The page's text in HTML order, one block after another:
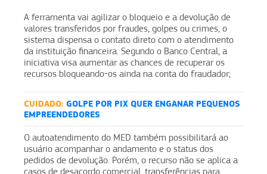
A ferramenta vai agilizar o bloqueio e a devolução de
valores transferidos por fraudes, golpes ou crimes, o
sistema dispensa o contato direto com o atendimento
da instituição financeira. Segundo o Banco Central, a
iniciativa visa aumentar as chances de recuperar os
recursos bloqueando-os ainda na conta do fraudador;
CUIDADO: GOLPE POR PIX QUER ENGANAR PEQUENOS
EMPREENDEDORES
O autoatendimento do MED também possibilitará ao
usuário acompanhar o andamento e o status dos
pedidos de devolução. Porém, o recurso não se aplica a
casos de desacordo comercial, transferências para